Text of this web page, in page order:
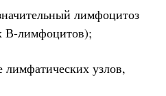
лимфоцитоз
В-лимфоцитов);
лимфатических узлов,